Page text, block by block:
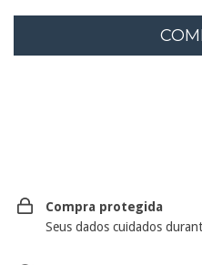
Compra protegida
Seus dados cuidados